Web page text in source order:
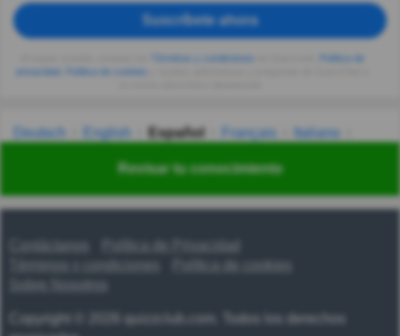
Revisar tu conocimiento
Suscríbete ahora
privacidad
Deutsch English Español Français
Italiano
Українська हिन्दी 한국어 汉语
Contáctanos
Política de Privacidad
Términos y condiciones
Copyright © 2026 quizzclub.com. Todos los derechos